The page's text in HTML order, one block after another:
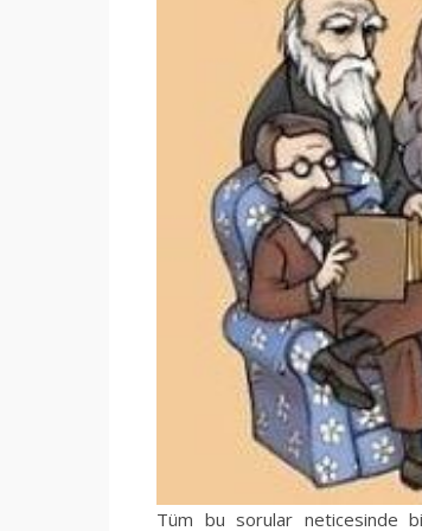
Tüm bu sorular neticesinde